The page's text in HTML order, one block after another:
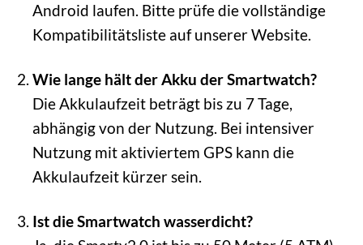
Android laufen. Bitte prüfe die vollständige
Kompatibilitätsliste auf unserer Website.
Wie lange hält der Akku der Smartwatch?
Die Akkulaufzeit beträgt bis zu 7 Tage,
abhängig von der Nutzung. Bei intensiver
Nutzung mit aktiviertem GPS kann die
Akkulaufzeit kürzer sein.
Ist die Smartwatch wasserdicht?